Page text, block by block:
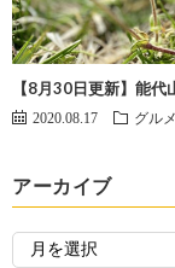
【8月30日更新】能
2020.08.17 グル
アーカイブ